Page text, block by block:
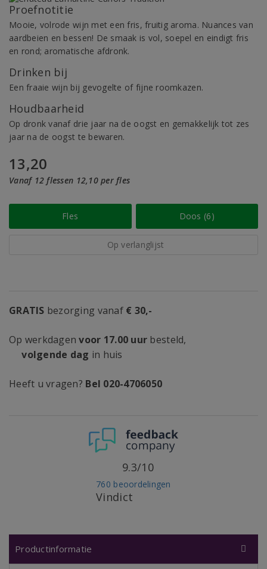
Proefnotitie
Mooie, volrode wijn met een fris, fruitig aroma. Nuances van
aardbeien en bessen! De smaak is vol, soepel en eindigt fris
en rond; aromatische afdronk.
Drinken bij
Een fraaie wijn bij gevogelte of fijne roomkazen.
Houdbaarheid
Op dronk vanaf drie jaar na de oogst en gemakkelijk tot zes
jaar na de oogst te bewaren.
13,20
Vanaf 12 flessen 12,10 per fles
Fles Doos (6)
Op verlanglijst
GRATIS bezorging vanaf € 30,-
Op werkdagenvoor 17.00 uur besteld,
volgende dag in huis
Heeft u vragen? Bel 020-4706050
Vindict
760 beoordelingen
9.3/10
Productinformatie